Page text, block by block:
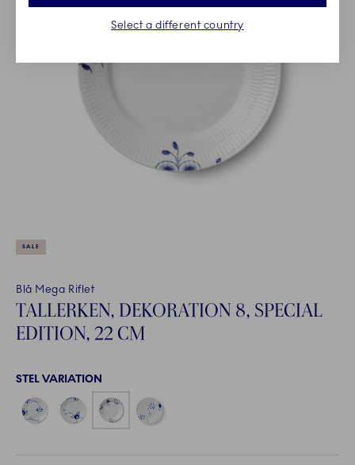
SALE
Blå Mega Riflet
TALLERKEN, DEKORATION 8, SPECIAL
EDITION, 22 CM
STEL VARIATION
Select a different country